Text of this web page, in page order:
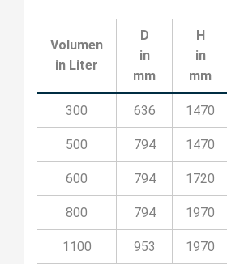
Volumen
in Liter
D
in
mm
H
in
mm
300 636 1470
500 794 1470
600 794 1720
800 794 1970
1100 953 1970